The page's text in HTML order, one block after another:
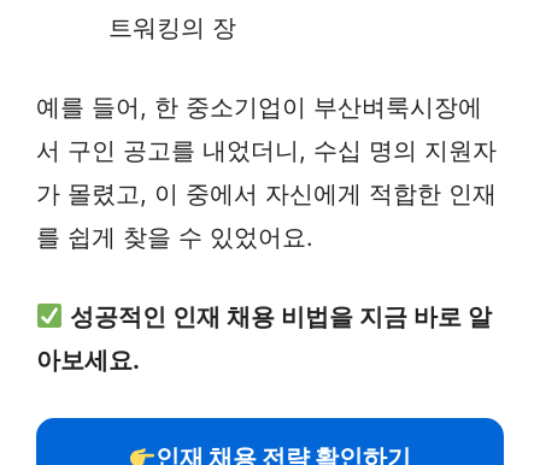
트워킹의 장
예를 들어, 한 중소기업이 부산벼룩시장에
서 구인 공고를 내었더니, 수십 명의 지원자
가 몰렸고, 이 중에서 자신에게 적합한 인재
를 쉽게 찾을 수 있었어요.
성공적인 인재 채용 비법을 지금 바로 알
아보세요.
인재 채용 전략 확인하기